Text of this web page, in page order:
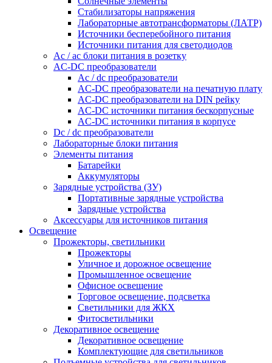
Стабилизаторы напряжения
Лабораторные автотрансформаторы (ЛАТР)
Источники бесперебойного питания
Источники питания для светодиодов
Ac / ac блоки питания в розетку
AC-DC преобразователи
Ac / dc преобразователи
AC-DC преобразователи на печатную плату
AC-DC преобразователи на DIN рейку
AC-DC источники питания бескорпусные
AC-DC источники питания в корпусе
Dc / dc преобразователи
Лабораторные блоки питания
Элементы питания
Батарейки
Аккумуляторы
Зарядные устройства (ЗУ)
Портативные зарядные устройства
Зарядные устройства
Аксессуары для источников питания
Освещение
Прожекторы, светильники
Прожекторы
Уличное и дорожное освещение
Промышленное освещение
Офисное освещение
Торговое освещение, подсветка
Светильники для ЖКХ
Фитосветильники
Декоративное освещение
Декоративное освещение
Комплектующие для светильников